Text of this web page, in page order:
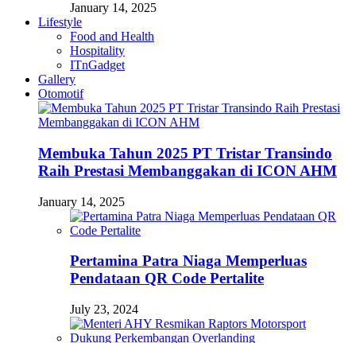
January 14, 2025
Lifestyle
Food and Health
Hospitality
ITnGadget
Gallery
Otomotif
Membuka Tahun 2025 PT Tristar Transindo
Raih Prestasi Membanggakan di ICON AHM
January 14, 2025
Pertamina Patra Niaga Memperluas
Pendataan QR Code Pertalite
July 23, 2024